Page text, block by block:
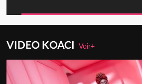
VIDEO KOACIVoir+